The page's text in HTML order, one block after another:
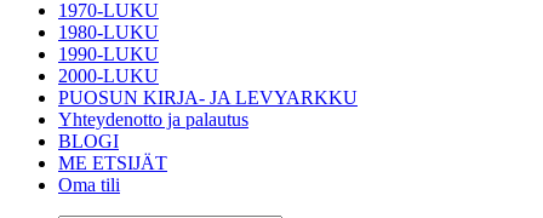
1970-LUKU
1980-LUKU
1990-LUKU
2000-LUKU
PUOSUN KIRJA- JA LEVYARKKU
Yhteydenotto ja palautus
BLOGI
ME ETSIJÄT
Oma tili